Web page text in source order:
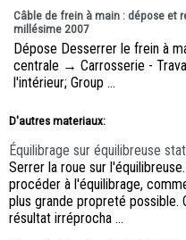
Câble de frein à main : dépose et
millésime 2007
Dépose Desserrer le frein à
centrale → Carrosserie -
l'intérieur; Group ...
D'autres materiaux:
Équilibrage sur équilibreuse
Serrer la roue sur
procéder à l'équilibrage,
plus grande propreté possible.
résultat irréprocha ...